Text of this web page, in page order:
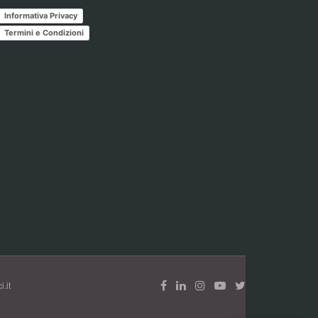
Informativa Privacy
Termini e Condizioni